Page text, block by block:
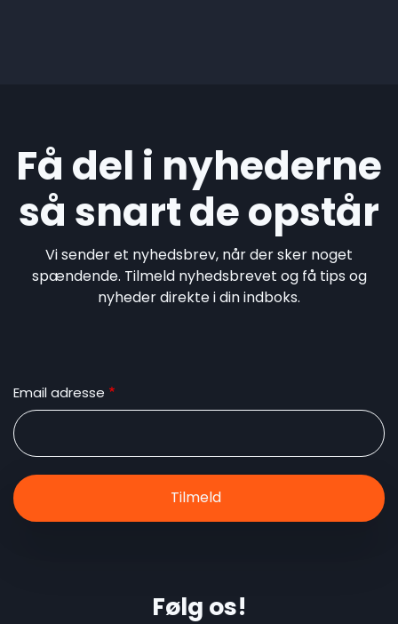
Få del i nyhederne
så snart de opstår
Vi sender et nyhedsbrev, når der sker noget
spændende. Tilmeld nyhedsbrevet og få tips og
nyheder direkte i din indboks.
Email adresse
Følg os!